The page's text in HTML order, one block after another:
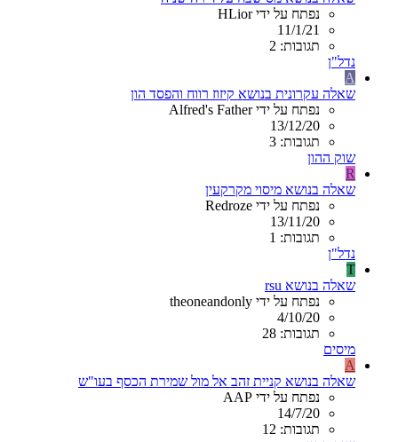
נפתח על ידי HLior
11/1/21
תגובות: 2
נדל"ן
A
שאלה עקרונית בנושא קיזוז רווח והפסד הון
נפתח על ידי Alfred's Father
13/12/20
תגובות: 3
שוק ההון
R
שאלה בנושא מיסוי מקרקעין
נפתח על ידי Redroze
13/11/20
תגובות: 1
נדל"ן
T
שאלה בנושא rsu
נפתח על ידי theoneandonly
4/10/20
תגובות: 28
מיסים
A
שאלה בנושא קניית זהב אל מול שמירת הכסף בעו"ש
נפתח על ידי AAP
14/7/20
תגובות: 12